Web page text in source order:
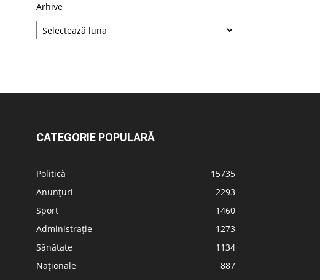
Arhive
CATEGORIE POPULARĂ
Politică
15735
Anunțuri
2293
Sport
1460
Administrație
1273
Sănătate
1134
Naționale
887